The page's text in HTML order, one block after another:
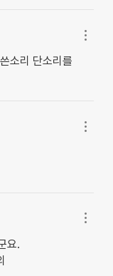
소리 단소리를
요.